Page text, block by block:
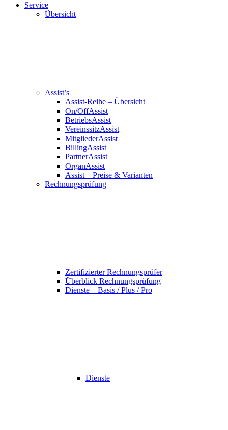
Service
Übersicht
Assist’s
Assist-Reihe – Übersicht
On/OffAssist
BetriebsAssist
VereinssitzAssist
MitgliederAssist
BillingAssist
PartnerAssist
OrganAssist
Assist – Preise & Varianten
Rechnungsprüfung
Zertifizierter Rechnungsprüfer
Überblick Rechnungsprüfung
Dienste – Basis / Plus / Pro
Dienste